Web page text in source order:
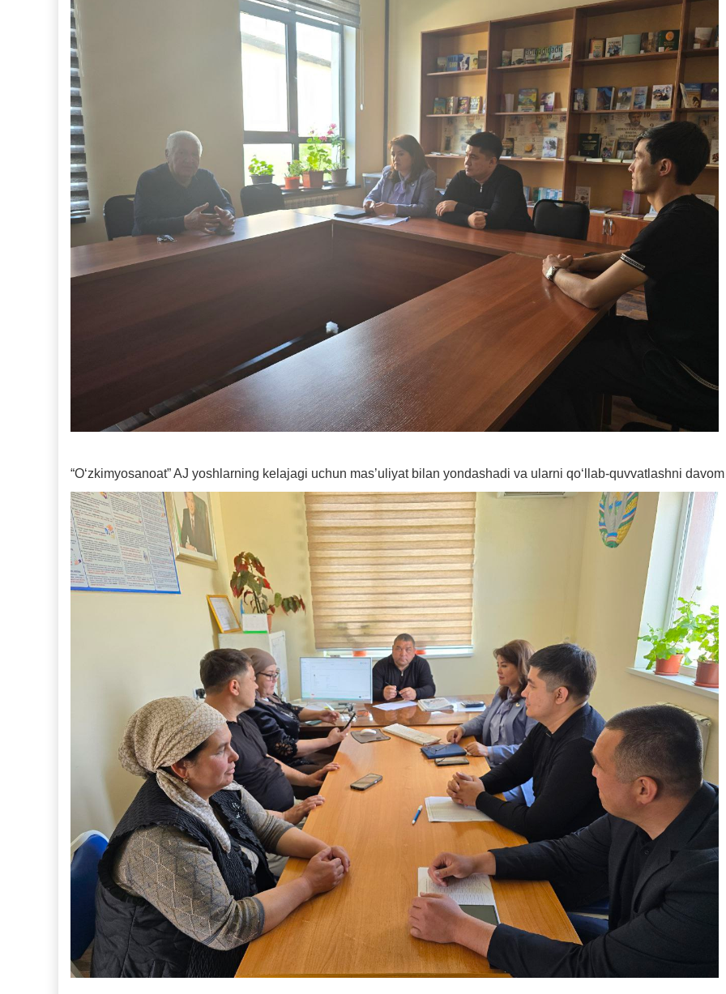
“O‘zkimyosanoat” AJ yoshlarning kelajagi uchun mas’uliyat bilan yondashadi va ularni qo‘llab-quvvatlashni